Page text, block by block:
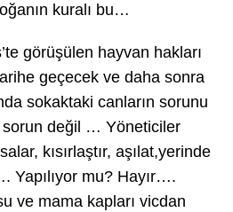
kuralı bu…
görüşülen hayvan hakları
geçecek ve daha sonra
sokaktaki canların sorunu
sorun değil … Yöneticiler
kısırlaştır, aşılat,yerinde
Yapılıyor mu? Hayır….
ve mama kapları vicdan